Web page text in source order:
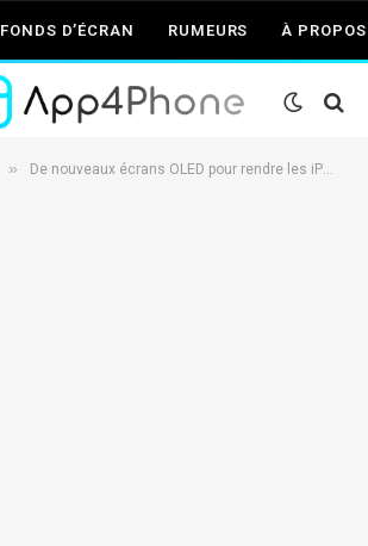
FONDS D’ÉCRAN RUMEURS À PROPOS
» De nouveaux écrans OLED pour rendre les iPhone de 2019 plus fins et plus légers ?